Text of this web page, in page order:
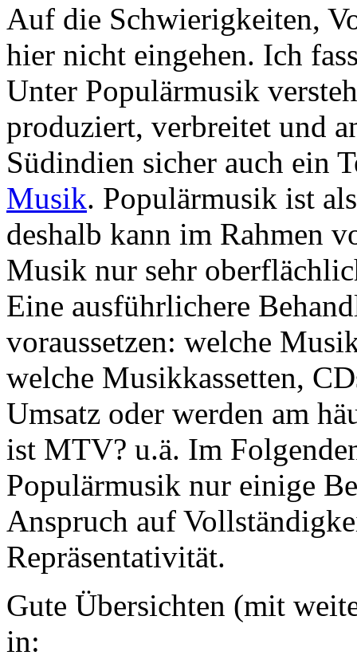
Auf die Schwierigkeiten,
hier nicht eingehen. Ich
Unter Populärmusik
produziert, verbreitet und
Südindien sicher auch ein
Musik. Populärmusik ist
deshalb kann im Rahmen
Musik nur sehr
Eine ausführlichere
voraussetzen: welche
welche Musikkassetten,
Umsatz oder werden am
ist MTV? u.ä. Im
Populärmusik nur einige
Anspruch auf
Repräsentativität.
Gute Übersichten (mit
in: